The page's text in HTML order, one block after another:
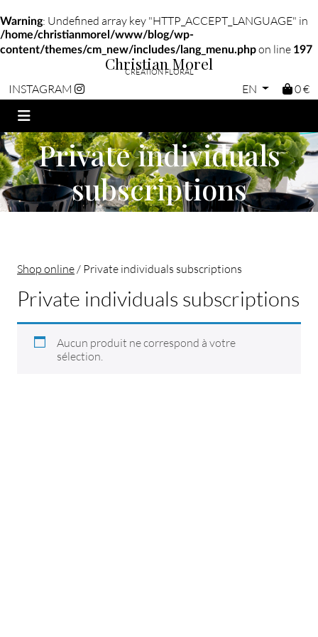
Warning: Undefined array key "HTTP_ACCEPT_LANGUAGE" in
/home/christianmorel/www/blog/wp-
content/themes/cm_new/includes/lang_menu.phpon line 197
INSTAGRAM
Christian Morel
CRÉATION FLORAL
EN 0 €
Private individuals
subscriptions
Shop online / Private individuals subscriptions
Private individuals subscriptions
Aucun produit ne correspond à votre
sélection.